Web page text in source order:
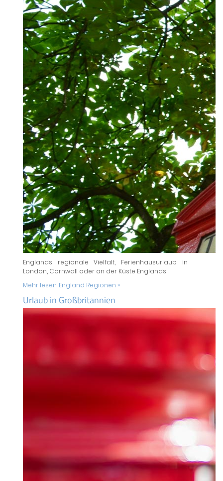
Englands regionale Vielfalt, Ferienhausurlaub in
London, Cornwall oder an der Küste Englands
Mehr lesen: England Regionen »
Urlaub in Großbritannien